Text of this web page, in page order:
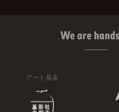
We are
アート基金